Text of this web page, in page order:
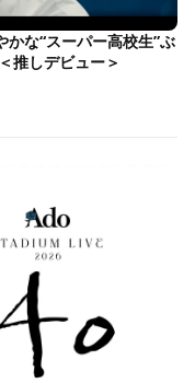
な“スーパー高校生”ぶ
推しデビュー＞